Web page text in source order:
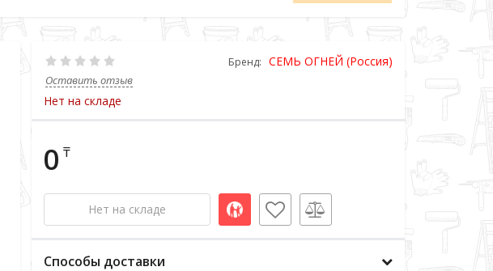
Бренд: СЕМЬ ОГНЕЙ (Россия)
Оставить отзыв
Нет на складе
0 ₸
Нет на складе
Способы доставки